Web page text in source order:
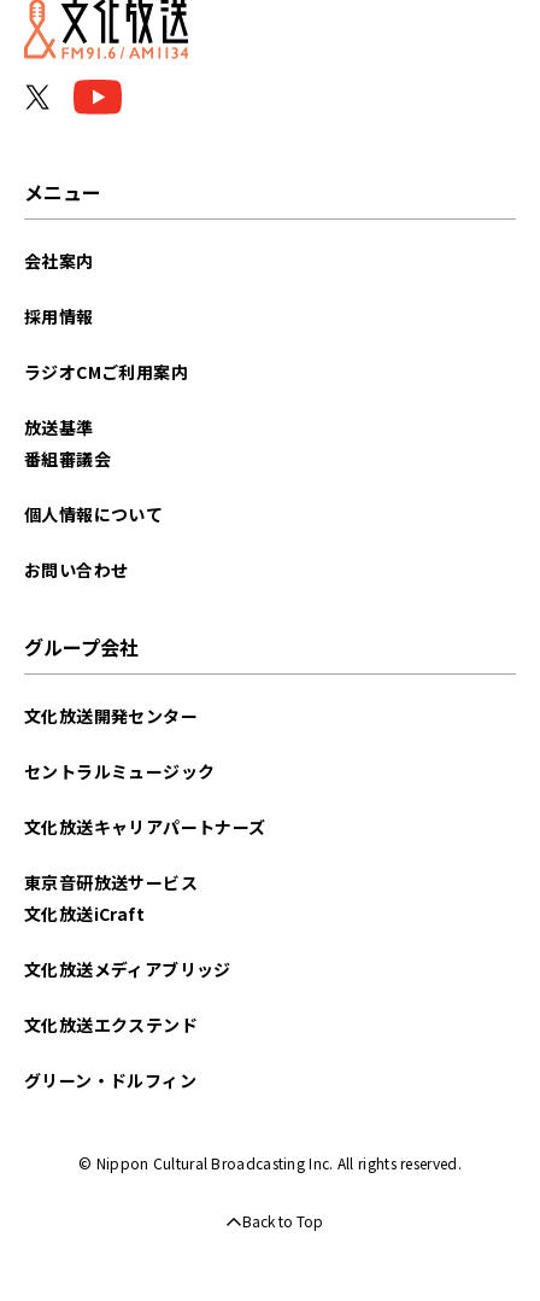
2026年06月
2025年09月
2025年06月
2025年01月
2024年12月
2024年11月
メニュー
会社案内
採用情報
ラジオCMご利用案内
放送基準
番組審議会
個人情報について
お問い合わせ
グループ会社
文化放送開発センター
セントラルミュージック
文化放送キャリアパートナーズ
東京音研放送サービス
文化放送iCraft
文化放送メディアブリッジ
文化放送エクステンド
グリーン・ドルフィン
© Nippon Cultural Broadcasting Inc. All rights reserved.
Back to Top